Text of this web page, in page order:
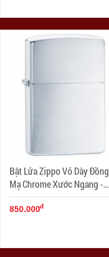
Bật Lửa Zippo Vỏ Dày Đồng
Mạ Chrome Xước Ngang -
SKU 162 – Zippo Armor
Brushed Chrome
850.000đ